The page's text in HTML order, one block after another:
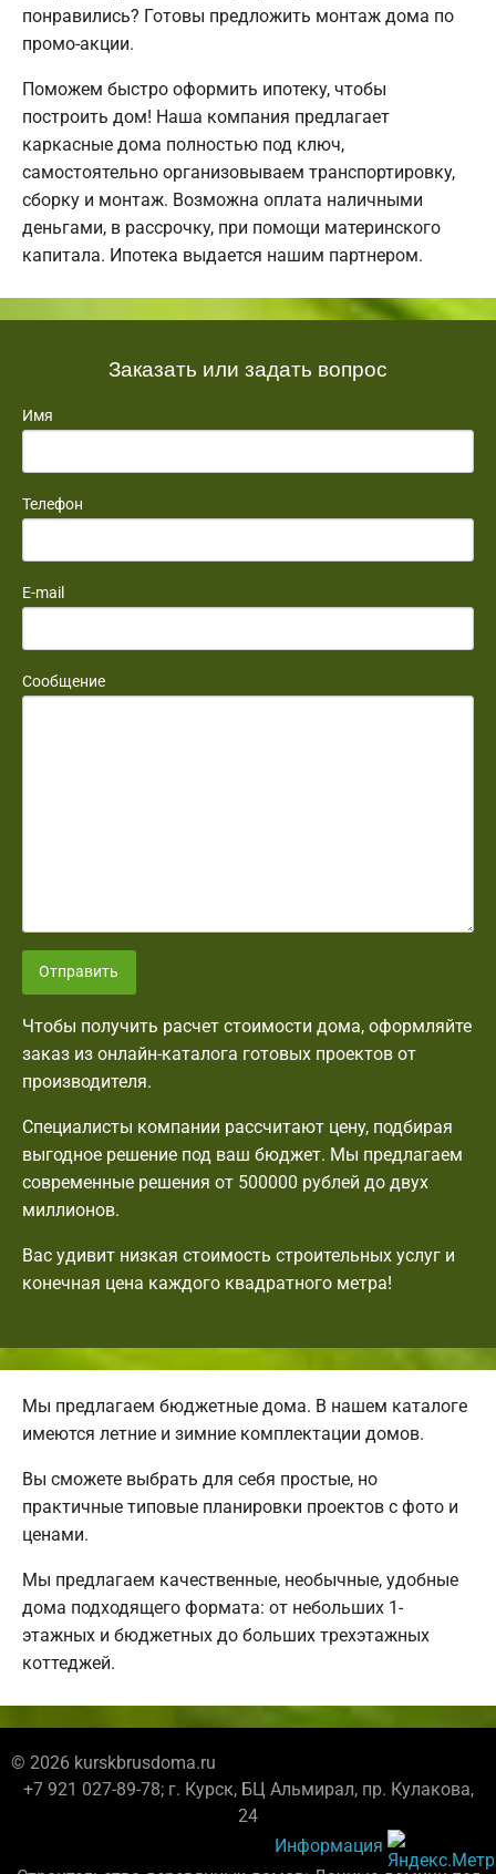
понравились? Готовы предложить монтаж дома по
промо-акции.
Поможем быстро оформить ипотеку, чтобы
построить дом! Наша компания предлагает
каркасные дома полностью под ключ,
самостоятельно организовываем транспортировку,
сборку и монтаж. Возможна оплата наличными
деньгами, в рассрочку, при помощи материнского
капитала. Ипотека выдается нашим партнером.
Заказать или задать вопрос
Имя
Телефон
E-mail
Сообщение
Отправить
Чтобы получить расчет стоимости дома, оформляйте
заказ из онлайн-каталога готовых проектов от
производителя.
Специалисты компании рассчитают цену, подбирая
выгодное решение под ваш бюджет. Мы предлагаем
современные решения от 500000 рублей до двух
миллионов.
Вас удивит низкая стоимость строительных услуг и
конечная цена каждого квадратного метра!
Мы предлагаем бюджетные дома. В нашем каталоге
имеются летние и зимние комплектации домов.
Вы сможете выбрать для себя простые, но
практичные типовые планировки проектов с фото и
ценами.
Мы предлагаем качественные, необычные, удобные
дома подходящего формата: от небольших 1-
этажных и бюджетных до больших трехэтажных
коттеджей.
© 2026 kurskbrusdoma.ru
+7 921 027-89-78; г. Курск, БЦ Альмирал, пр. Кулакова,
24
Информация